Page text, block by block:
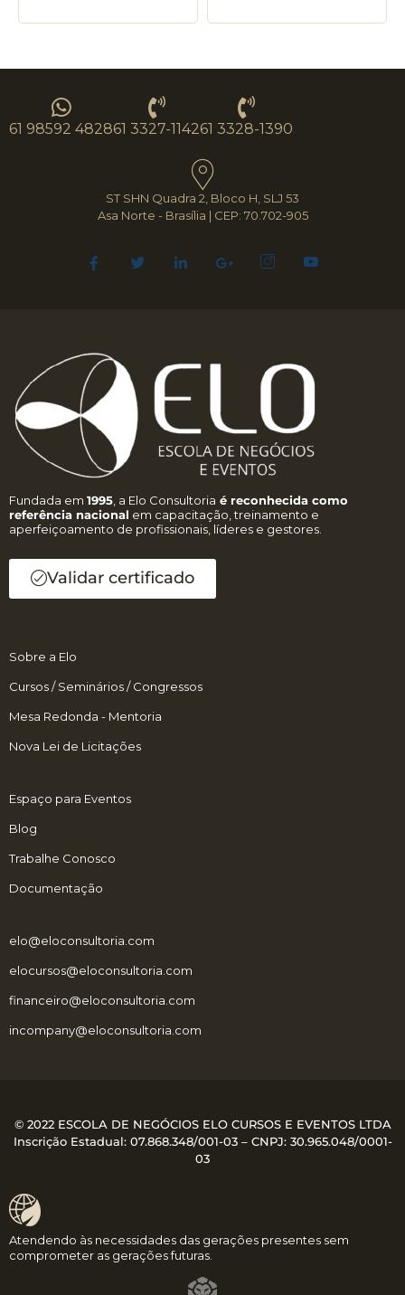
61 98592 482861 3327-114261 3328-1390
ST SHN Quadra 2, Bloco H, SLJ 53
Asa Norte - Brasília | CEP: 70.702-905
Fundada em 1995 , a Elo Consultoria é reconhecida como
referência nacional em capacitação, treinamento e
aperfeiçoamento de profissionais, líderes e gestores.
Validar certificado
Sobre a Elo
Cursos / Seminários / Congressos
Mesa Redonda - Mentoria
Nova Lei de Licitações
Espaço para Eventos
Blog
Trabalhe Conosco
Documentação
elo@eloconsultoria.com
elocursos@eloconsultoria.com
financeiro@eloconsultoria.com
incompany@eloconsultoria.com
© 2022 ESCOLA DE NEGÓCIOS ELO CURSOS E EVENTOS LTDA
Inscrição Estadual: 07.868.348/001-03 – CNPJ: 30.965.048/0001-
03
Atendendo às necessidades das gerações presentes sem
comprometer as gerações futuras.